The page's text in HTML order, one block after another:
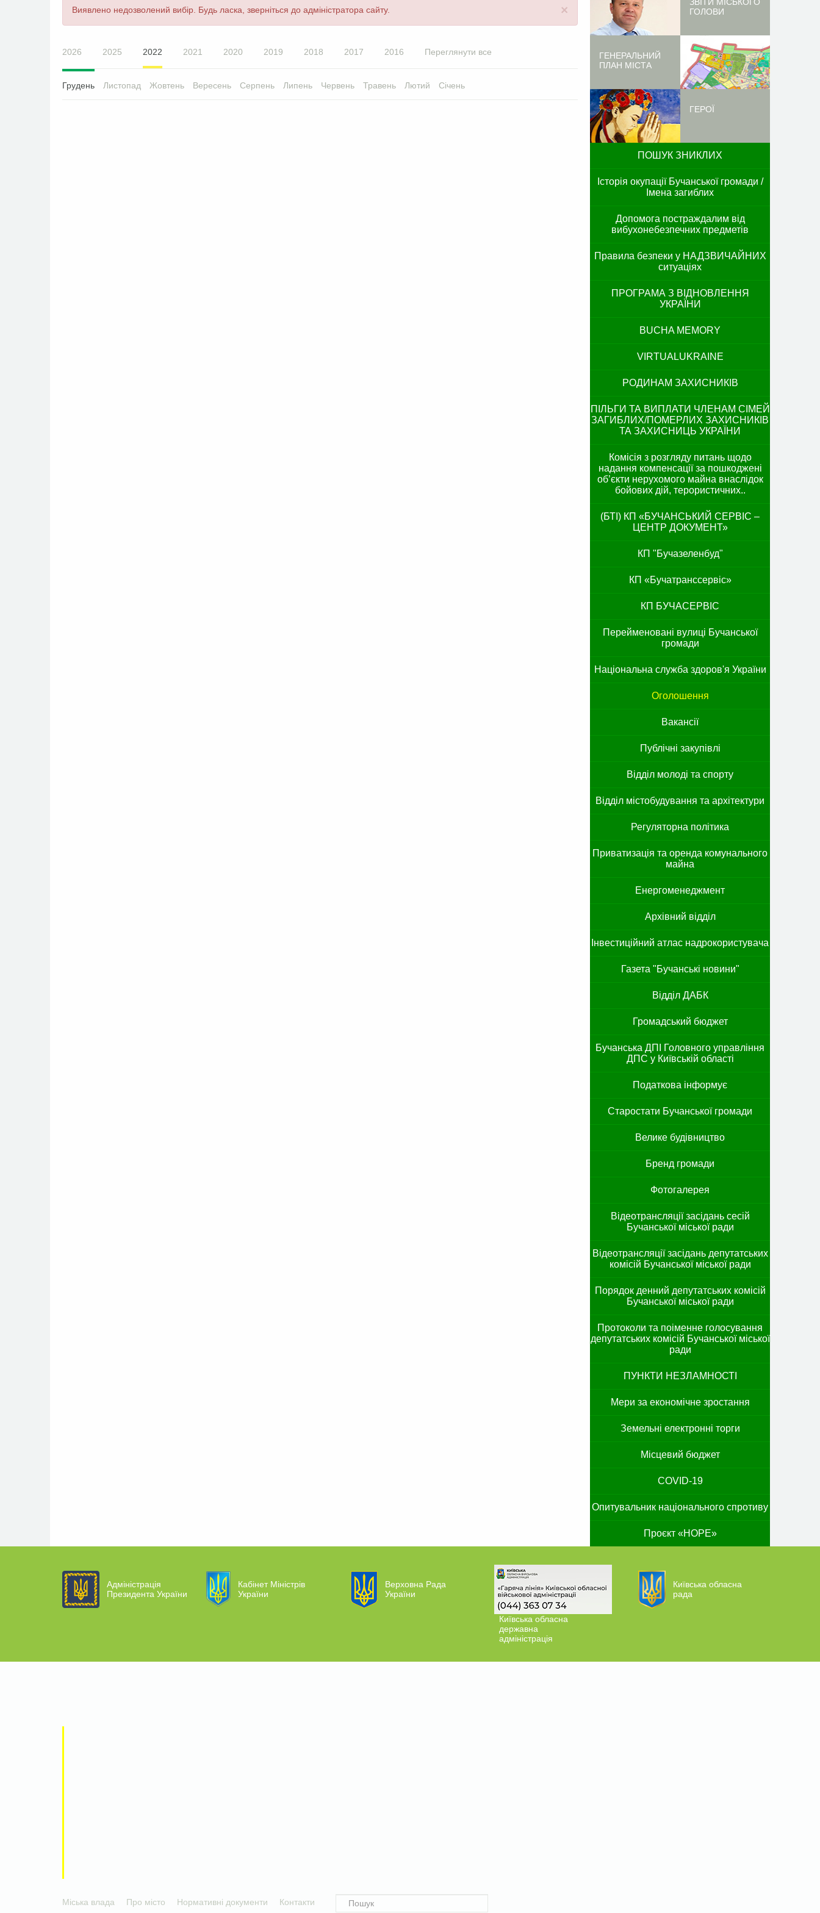
×
Повідомлення
Виявлено недозволений вибір. Будь ласка, зверніться до адміністратора сайту.
2026 2025 2022 2021 2020 2019 2018 2017 2016 Переглянути все
Грудень Листопад Жовтень Вересень Серпень Липень Червень Травень Лютий Січень
ГОЛОВИ
ГЕНЕРАЛЬНИЙ
ПЛАН МІСТА
ГЕРОЇ
ПОШУК ЗНИКЛИХ
Історія окупації Бучанської громади /
Імена загиблих
Допомога постраждалим від
вибухонебезпечних предметів
Правила безпеки у НАДЗВИЧАЙНИХ
ситуаціях
ПРОГРАМА З ВІДНОВЛЕННЯ
УКРАЇНИ
BUCHA MEMORY
VIRTUALUKRAINE
РОДИНАМ ЗАХИСНИКІВ
ПІЛЬГИ ТА ВИПЛАТИ ЧЛЕНАМ СІМЕЙ
ЗАГИБЛИХ/ПОМЕРЛИХ ЗАХИСНИКІВ
ТА ЗАХИСНИЦЬ УКРАЇНИ
Комісія з розгляду питань щодо
надання компенсації за пошкоджені
об’єкти нерухомого майна внаслідок
бойових дій, терористичних..
(БТІ) КП «БУЧАНСЬКИЙ СЕРВІС –
ЦЕНТР ДОКУМЕНТ»
КП "Бучазеленбуд"
КП «Бучатранссервіс»
КП БУЧАСЕРВІС
Перейменовані вулиці Бучанської
громади
Національна служба здоров'я України
Оголошення
Вакансії
Публічні закупівлі
Відділ молоді та спорту
Відділ містобудування та архітектури
Регуляторна політика
Приватизація та оренда комунального
майна
Енергоменеджмент
Архівний відділ
Інвестиційний атлас надрокористувача
Газета "Бучанські новини"
Відділ ДАБК
Громадський бюджет
Бучанська ДПІ Головного управління
ДПС у Київській області
Податкова інформує
Старостати Бучанської громади
Велике будівництво
Бренд громади
Фотогалерея
Відеотрансляції засідань сесій
Бучанської міської ради
Відеотрансляції засідань депутатських
комісій Бучанської міської ради
Порядок денний депутатських комісій
Бучанської міської ради
Протоколи та поіменне голосування
депутатських комісій Бучанської міської
ради
ПУНКТИ НЕЗЛАМНОСТІ
Мери за економічне зростання
Земельні електронні торги
Місцевий бюджет
COVID-19
Опитувальник національного спротиву
Проєкт «HOPE»
Адміністрація
Президента України
Кабінет Міністрів
України
Верховна Рада
України
Київська обласна
державна
адміністрація
Київська обласна
рада
Міська влада Про місто Нормативні документи Контакти